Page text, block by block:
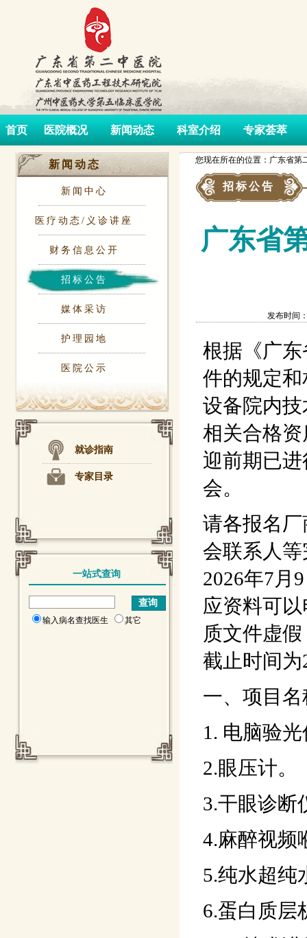
首页 医院概况 新闻动态 科室介绍 专家荟萃
新闻动态
新闻中心
医疗动态/义诊讲座
财务信息公开
招标公告
媒体采访
护理园地
医院公示
就诊指南
专家目录
一站式查询
输入病名查找医生 其它
您现在所在的位置：广东省第
招标公告
广东省
发布时间
根据《广
件的规定
设备院内
相关合格
迎前期已
会。
请各报名
会联系人
2026年7月
应资料可
质文件虚
截止时间为
一、项目名
1. 电脑验
2.眼压计。
3.干眼诊断
4.麻醉视频
5.纯水超纯
6.蛋白质层